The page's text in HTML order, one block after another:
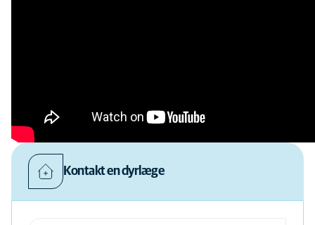
Kontakt en dyrlæge